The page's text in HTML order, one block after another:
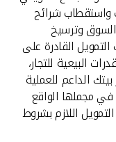
واستقطاب شرائح
وترسيخ
القادرة على
البيعية للتجار،
الداعم للعملية
مجملها الواقع
اللازم بشروط